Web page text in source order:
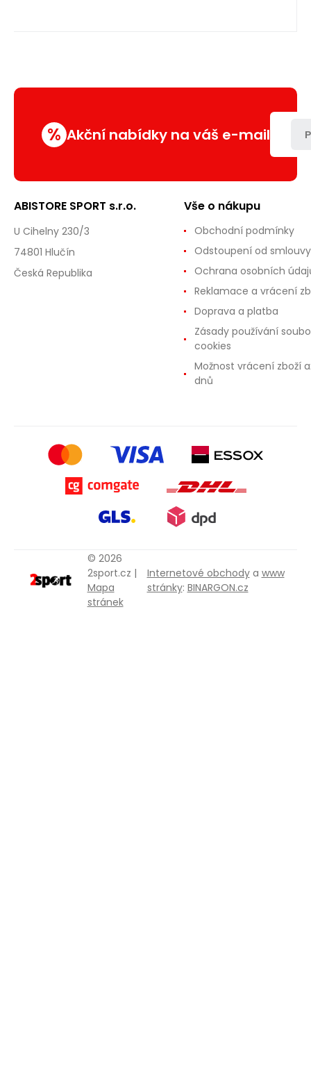
% Akční nabídky na váš e-mail
ABISTORE SPORT s.r.o.
U Cihelny 230/3
74801 Hlučín
Česká Republika
Vše o nákupu
Obchodní podmínky
Odstoupení od smlouvy
Ochrana osobních
Reklamace a vrácení
Doprava a platba
Zásady používání
cookies
Možnost vrácení zboží
dnů
© 2026
2sport.cz |
Mapa
stránek
Internetové obchodya www
stránky: BINARGON.cz